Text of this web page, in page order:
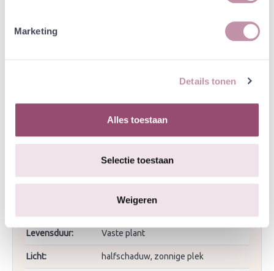
Marketing
Details tonen
Alles toestaan
Selectie toestaan
Weigeren
Bloeitijd
augustus
Bloemkleur: Rood
150
Hoogte van: 100
Levensduur: Vaste plant
Licht: halfschaduw, zonnige plek